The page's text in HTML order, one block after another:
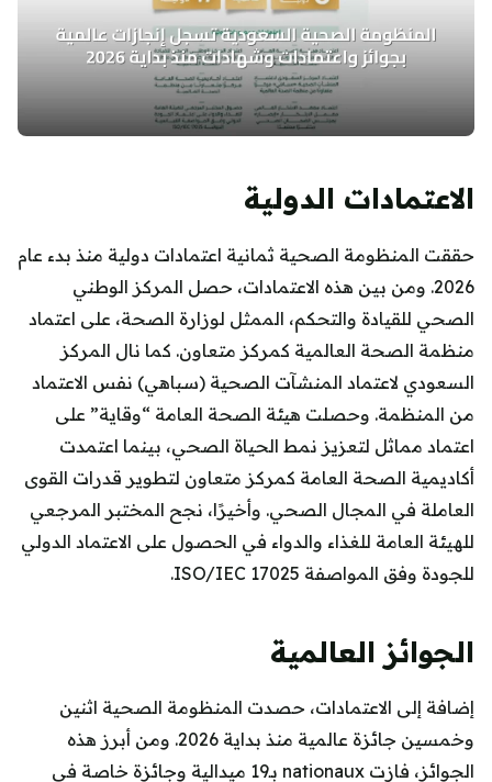
الاعتمادات الدولية
حققت المنظومة الصحية ثمانية اعتمادات دولية منذ بدء عام
2026. ومن بين هذه الاعتمادات، حصل المركز الوطني
الصحي للقيادة والتحكم، الممثل لوزارة الصحة، على اعتماد
منظمة الصحة العالمية كمركز متعاون. كما نال المركز
السعودي لاعتماد المنشآت الصحية (سباهي) نفس الاعتماد
من المنظمة. وحصلت هيئة الصحة العامة “وقاية” على
اعتماد مماثل لتعزيز نمط الحياة الصحي، بينما اعتمدت
أكاديمية الصحة العامة كمركز متعاون لتطوير قدرات القوى
العاملة في المجال الصحي. وأخيرًا، نجح المختبر المرجعي
للهيئة العامة للغذاء والدواء في الحصول على الاعتماد الدولي
للجودة وفق المواصفة ISO/IEC 17025.
الجوائز العالمية
إضافة إلى الاعتمادات، حصدت المنظومة الصحية اثنين
وخمسين جائزة عالمية منذ بداية 2026. ومن أبرز هذه
الجوائز، فازت nationaux بـ19 ميدالية وجائزة خاصة في